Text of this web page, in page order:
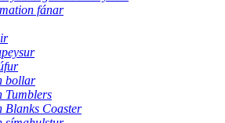
fánar
bollar
Tumblers
Blanks Coaster